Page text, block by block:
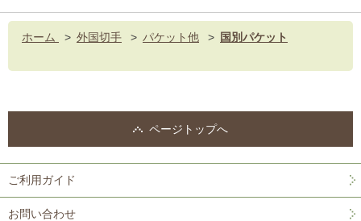
ホーム > 外国切手 > パケット他 > 国別パケット
ページトップへ
ご利用ガイド
お問い合わせ